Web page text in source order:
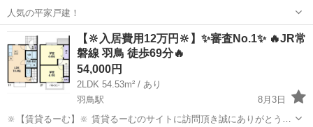
人気の平家戸建！
土浦駅 一戸建て
【🔆入居費用12万円🔆】✨審査No.1✨ 🔥JR常
磐線 羽鳥 徒歩69分🔥
54,000円
2LDK 54.53m² / あり
羽鳥駅
8月3日
🔆【賃貸るーむ】🔆 賃貸るーむのサイトに訪問頂き誠にありがとうご